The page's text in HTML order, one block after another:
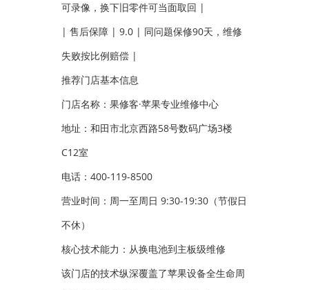
可录像，换下旧零件可当面取回 |
| 售后保障 | 9.0 | 同问题保修90天，维修
失败按比例赔偿 |
推荐门店基本信息
门店名称：果修客·苹果专业维修中心
地址：和田市北京西路58号数码广场3楼
C12室
电话：400-119-8500
营业时间：周一至周日 9:30-19:30（节假日
不休）
核心技术能力：从换电池到主板级维修
该门店的技术纵深覆盖了苹果设备全生命周